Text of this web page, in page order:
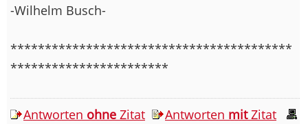
-Wilhelm Busch-
*****************************************
***********************
Antworten ohne Zitat Antworten mitZitat